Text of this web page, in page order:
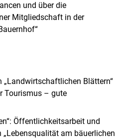
content
und über die
Mitgliedschaft in der
„Landwirtschaftlichen Blättern“
Tourismus – gute
Öffentlichkeitsarbeit und
„Lebensqualität am bäuerlichen